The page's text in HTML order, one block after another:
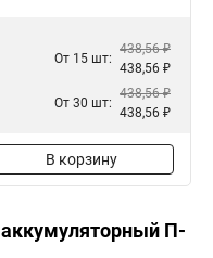
От 15 шт:
438,56 ₽
438,56 ₽
От 30 шт:
438,56 ₽
438,56 ₽
В корзину
П-